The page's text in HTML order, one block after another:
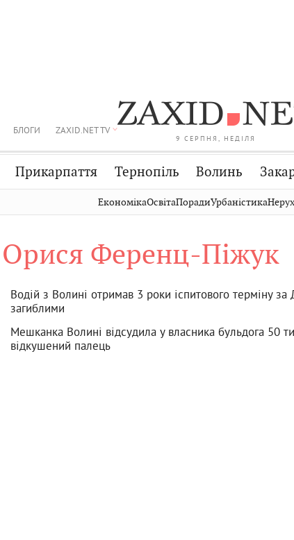
9 СЕРПНЯ, НЕДІЛЯ
БЛОГИ ZAXID.NET TV
Прикарпаття Тернопіль Волинь
Чернівці
Шептицький
Стрий
Хмельницький
Вінниця
Кіно
Фото
ЕкономікаОсвітаПорадиУрбаністика
Орися Ференц-Піжук
Водій з Волині отримав 3 роки іспитового терміну
загиблими
Мешканка Волині відсудила у власника бульдога 50
відкушений палець